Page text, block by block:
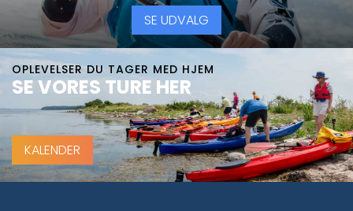
SE UDVALG
OPLEVELSER DU TAGER MED HJEM
SE VORES TURE HER
KALENDER